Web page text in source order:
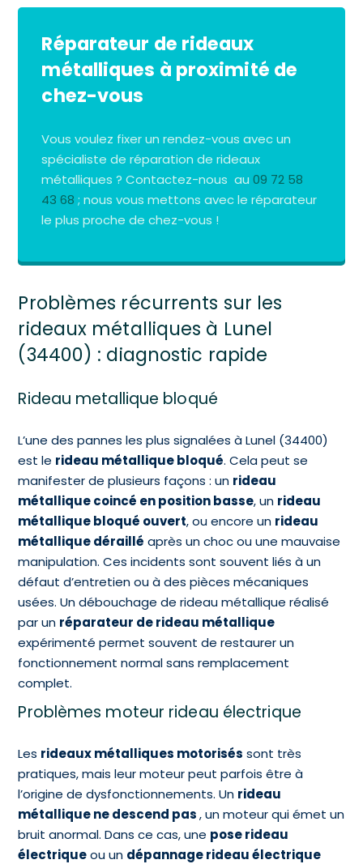
Réparateur de rideaux
métalliques à proximité de
chez-vous
Vous voulez fixer un rendez-vous avec un
spécialiste de réparation de rideaux
métalliques ? Contactez-nous au09 72 58
43 68 ; nous vous mettons avec le réparateur
le plus proche de chez-vous !
Problèmes récurrents sur les
rideaux métalliques à Lunel
(34400) : diagnostic rapide
Rideau metallique bloqué
L’une des pannes les plus signalées à Lunel (34400)
est le rideau métallique bloqué. Cela peut se
manifester de plusieurs façons : un rideau
métallique coincé en position basse, un rideau
métallique bloqué ouvert, ou encore un rideau
métallique déraillé après un choc ou une mauvaise
manipulation. Ces incidents sont souvent liés à un
défaut d’entretien ou à des pièces mécaniques
usées. Un débouchage de rideau métallique réalisé
par un réparateur de rideau métallique
expérimenté permet souvent de restaurer un
fonctionnement normal sans remplacement
complet.
Problèmes moteur rideau électrique
Les rideaux métalliques motorisés sont très
pratiques, mais leur moteur peut parfois être à
l’origine de dysfonctionnements. Un rideau
métallique ne descend pas, un moteur qui émet un
bruit anormal. Dans ce cas, une pose rideau
électriqueou un dépannage rideau électrique